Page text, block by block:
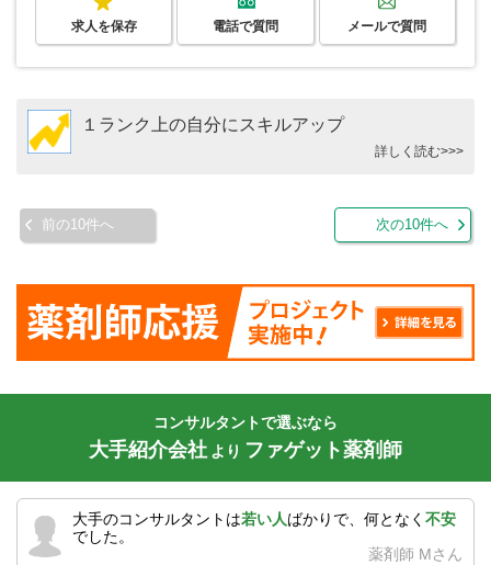
求人を保存 電話で質問 メールで質問
１ランク上の自分にスキルアップ
詳しく読む>>>
前の10件へ 次の10件へ
コンサルタントで選ぶなら
大手紹介会社 より ファゲット薬剤師
大手のコンサルタントは若い人ばかりで、何となく 不安
でした。
薬剤師 Mさん